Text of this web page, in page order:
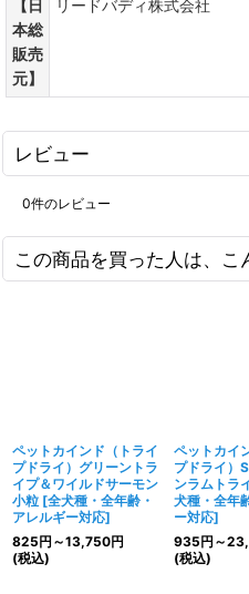
【日
本総
販売
元】
リードバディ株式会社
レビュー
0件のレビュー
この商品を買った人は、
ペットカインド（トライ
プドライ）グリーントラ
イプ＆ワイルドサーモン
小粒 [全犬種・全年齢・
アレルギー対応]
825円 ～13,750円
(税込)
ペットカイ
プドライ）
ンラムトラ
犬種・全年
ー対応]
935円 ～
(税込)